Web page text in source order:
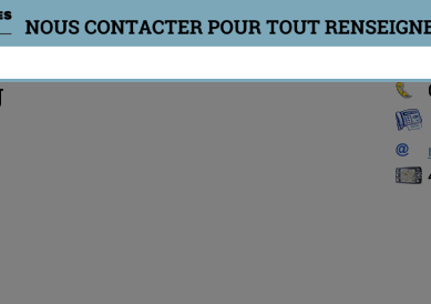
sur ce site des informations directement ou
du site et les faire rectifier le cas échéant,